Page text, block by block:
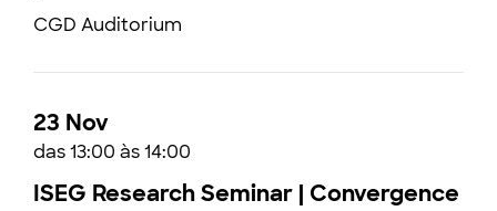
CGD Auditorium
23 Nov
das 13:00 às 14:00
ISEG Research Seminar | Convergence